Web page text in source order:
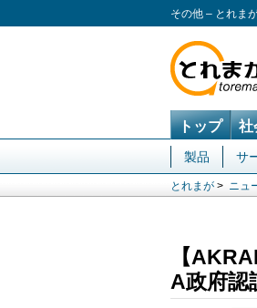
その他 – とれま
トップ 社
製品 サ
とれまが > ニュ
【
A政府認